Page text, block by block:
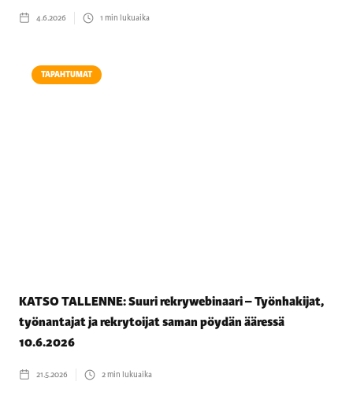
4.6.2026 1 min lukuaika
TAPAHTUMAT
KATSO TALLENNE: Suuri rekrywebinaari – Työnhakijat,
työnantajat ja rekrytoijat saman pöydän ääressä
10.6.2026
21.5.2026 2min lukuaika